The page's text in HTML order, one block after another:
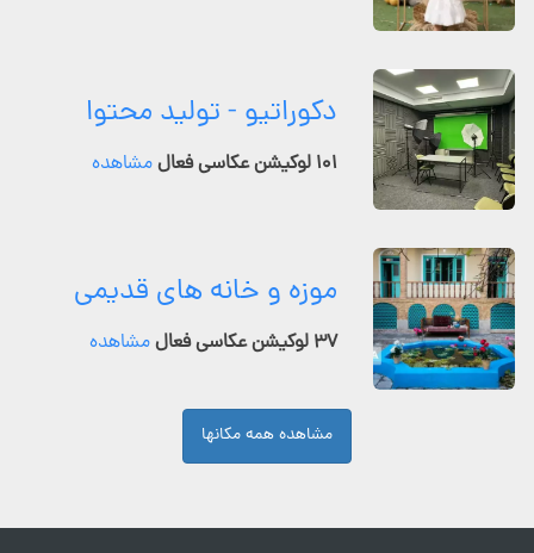
دکوراتیو - تولید محتوا
۱۰۱ لوکیشن عکاسی فعال مشاهده
موزه و خانه های قدیمی
۳۷ لوکیشن عکاسی فعال مشاهده
مشاهده همه مکانها